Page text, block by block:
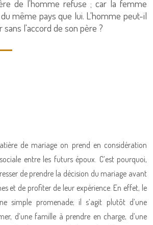
de l'homme refuse ; car la femme
même pays que lui. L'homme peut-il
l'accord de son père ?
de mariage on prend en considération
entre les futurs époux. C’est pourquoi,
de prendre la décision du mariage avant
et de profiter de leur expérience. En effet, le
simple promenade; il s’agit plutôt d’une
d’une famille à prendre en charge, d’une